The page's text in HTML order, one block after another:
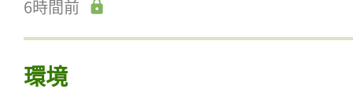
6時間前
環境